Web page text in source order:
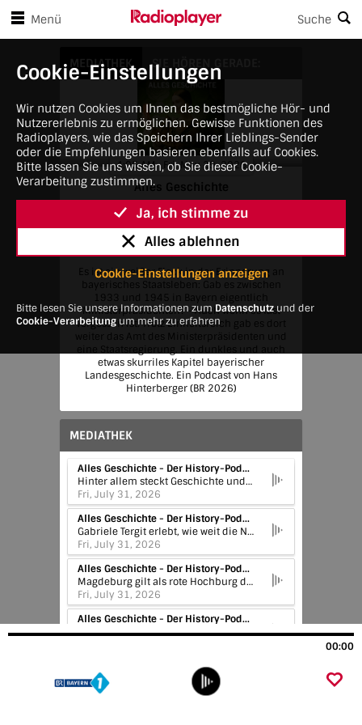
Cookie-Einstellungen
Wir nutzen Cookies um Ihnen das bestmögliche Hör- und
Nutzererlebnis zu ermöglichen. Gewisse Funktionen des
Radioplayers, wie das Speichern Ihrer Lieblings-Sender
oder die Empfehlungen basieren ebenfalls auf Cookies.
Bitte lassen Sie uns wissen, ob Sie dieser Cookie-
Verarbeitung zustimmen.
Ja, ich stimme zu
Alles ablehnen
Cookie-Einstellungen anzeigen
Bitte lesen Sie unsere Informationen zum Datenschutz und der
Cookie-Verarbeitung um mehr zu erfahren
Zum Hauptinhalt springen
Player-Steuerungen springen
Menü Suche
Alles Geschichte
MEDIATHEK SIE HÖREN GERADE:
4:05 AM • Fri, May 29, 2026
Alles Geschichte
Alles Geschichte - Der History-Podcast |
SONDERFALL BAYERN – Ein skurriles
Kapitel: die bayerischen NS-
Ministerpräsidenten
Es ist ein weißer Fleck in der Erinnerung an
bayerisches Staatsleben: Gab es zwischen
1933 und 1945 in Bayern eigentlich
Ministerpräsidenten? - Auch wenn es fast
vergessen ist: Trotz Einheitsreich gab es dort
weiter das Amt des Ministerpräsidenten und
eine Staatsregierung. Ein dunkles und auch
etwas skurriles Kapitel bayerischer
Landesgeschichte. Ein Podcast von Hans
Hinterberger (BR 2026)
MEDIATHEK
Alles Geschichte - Der History-Podcast | VOR 33 (5/5) - Die Aktion T4
Hinter allem steckt Geschichte und wir erzählen sie euch - euer History-Podcast.
Fri, July 31, 2026
Alles Geschichte - Der History-Podcast | VOR 33 (4/5) - Die Lüge von der Volksgemeinschaft
Gabriele Tergit erlebt, wie weit die Nazi-Ideologie bereits in die Mitte der Gesellschaft vorgedrungen ist. In Berlin notiert sie, wie Richter Morde von Nazis als "Notwehr" durchgehen lassen und Staatsanwälte wegschauen. Gleichzeitig verehrt Luise Solmitz Adolf Hitler als Erlöser und fühlt sich als Teil einer neuen "Volksgemeinschaft". Sie ahnt nicht, dass ein Geheimnis ihres Mannes fatal für ihre Familie ist.
Fri, July 31, 2026
Alles Geschichte - Der History-Podcast | VOR 33 (3/5) - Magdeburg kämpft für Schwarz-Rot-Gold
Magdeburg gilt als rote Hochburg der SPD. Mittendrin: Ernst Wille, SPD-Politiker und Kopf des Reichsbanners Schwarz-Rot-Gold, eines Schutzbundes zur Verteidigung der Demokratie. Er sieht, wie die Republik immer stärker unter Druck gerät, und kämpft entschlossen gegen ihre Feinde. Ernst ahnt nicht, wie brutal seine Gegner werden.
Fri, July 31, 2026
Alles Geschichte - Der History-Podcast | VOR 33 (2/5) - Warum Luise Hitler wählt
Die Lehrerin Luise Solmitz findet die Demokratie zu schwach und chaotisch. Sie sehnt sich nach der alten Ordnung und findet radikale Lösungen attraktiv. In ihren Tagebüchern lässt sich Schritt für Schritt mitlesen, wie aus Enttäuschung über die Republik und nationalem Stolz Begeisterung für Hitler erwächst. 1930 wählt Luise zum ersten Mal die NSDAP, ohne zu ahnen, was das für ihre Familie bedeutet.
Fri, July 31, 2026
00:00